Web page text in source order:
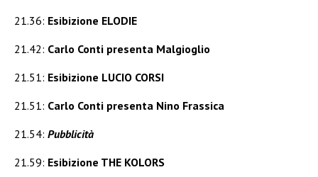
21.36: Esibizione ELODIE
21.42: Carlo Conti presenta Malgioglio
21.51: Esibizione LUCIO CORSI
21.51: Carlo Conti presenta Nino Frassica
21.54: Pubblicità
21.59: Esibizione THE KOLORS